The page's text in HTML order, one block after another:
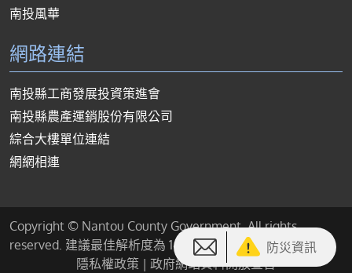
防災資訊
南投風華
網路連結
南投縣工商發展投資策進會
南投縣農產運銷股份有限公司
綜合大樓單位連結
網網相連
Copyright © Nantou County Government. All rights
reserved. 建議最佳解析度為 1440*900 或以上
隱私權政策 | 政府網站資料開放宣告